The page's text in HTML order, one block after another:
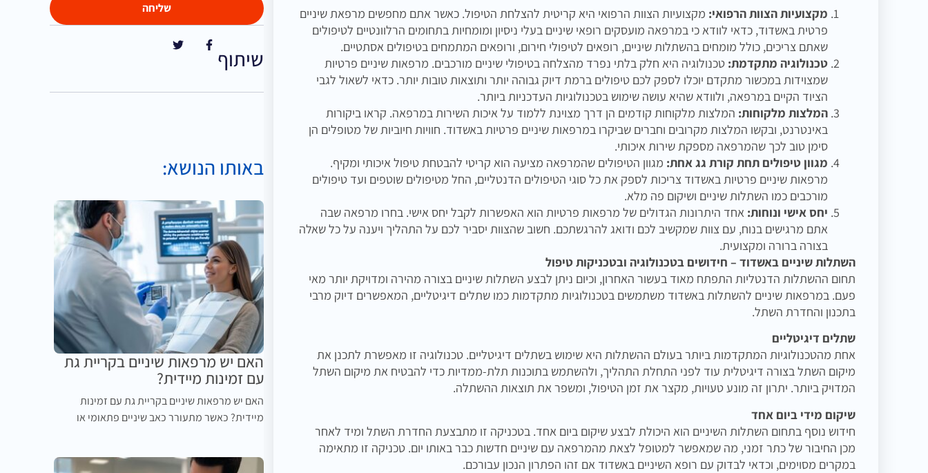
מקצועיות הצוות הרפואי: מקצועיות הצוות הרפואי היא קריטית להצלחת הטיפול. כאשר אתם מחפשים מרפאת שיניים
פרטית באשדוד, כדאי לוודא כי במרפאה מועסקים רופאי שיניים בעלי ניסיון ומומחיות בתחומים הרלוונטיים לטיפולים
שאתם צריכים, כולל מומחים בהשתלות שיניים, רופאים לטיפולי חירום, ורופאים המתמחים בטיפולים אסתטיים.
טכנולוגיה מתקדמת: טכנולוגיה היא חלק בלתי נפרד מהצלחה בטיפולי שיניים מורכבים. מרפאות שיניים פרטיות
שמצוידות במכשור מתקדם יוכלו לספק לכם טיפולים ברמת דיוק גבוהה יותר ותוצאות טובות יותר. כדאי לשאול לגבי
הציוד הקיים במרפאה, ולוודא שהיא עושה שימוש בטכנולוגיות העדכניות ביותר.
המלצות מלקוחות: המלצות מלקוחות קודמים הן דרך מצוינת ללמוד על איכות השירות במרפאה. קראו ביקורות
באינטרנט, ובקשו המלצות מקרובים וחברים שביקרו במרפאות שיניים פרטיות באשדוד. חוויות חיוביות של מטופלים הן
סימן טוב לכך שהמרפאה מספקת שירות איכותי.
מגוון טיפולים תחת קורת גג אחת: מגוון הטיפולים שהמרפאה מציעה הוא קריטי להבטחת טיפול איכותי ומקיף.
מרפאות שיניים פרטיות באשדוד צריכות לספק את כל סוגי הטיפולים הדנטליים, החל מטיפולים שוטפים ועד טיפולים
מורכבים כמו השתלות שיניים ושיקום פה מלא.
יחס אישי ונוחות: אחד היתרונות הגדולים של מרפאות פרטיות הוא האפשרות לקבל יחס אישי. בחרו מרפאה שבה
אתם מרגישים בנוח, עם צוות שמקשיב לכם ודואג להרגשתכם. חשוב שהצוות יסביר לכם על התהליך ויענה על כל שאלה
בצורה ברורה ומקצועית.
השתלות שיניים באשדוד – חידושים בטכנולוגיה ובטכניקות טיפול
תחום ההשתלות הדנטליות התפתח מאוד בעשור האחרון, וכיום ניתן לבצע השתלות שיניים בצורה מהירה ומדויקת יותר מאי
פעם. במרפאות שיניים להשתלות באשדוד משתמשים בטכנולוגיות מתקדמות כמו שתלים דיגיטליים, המאפשרים דיוק מרבי
בתכנון והחדרת השתל.
שתלים דיגיטליים
אחת מהטכנולוגיות המתקדמות ביותר בעולם ההשתלות היא שימוש בשתלים דיגיטליים. טכנולוגיה זו מאפשרת לתכנן את
מיקום השתל בצורה דיגיטלית עוד לפני התחלת התהליך, ולהשתמש בתוכנות תלת-ממדיות כדי להבטיח את מיקום השתל
המדויק ביותר. יתרון זה מונע טעויות, מקצר את זמן הטיפול, ומשפר את תוצאות ההשתלה.
שיקום מידי ביום אחד
חידוש נוסף בתחום השתלות השיניים הוא היכולת לבצע שיקום ביום אחד. בטכניקה זו מתבצעת החדרת השתל ומיד לאחר
מכן החיבור של כתר זמני, מה שמאפשר למטופל לצאת מהמרפאה עם שיניים חדשות כבר באותו יום. טכניקה זו מתאימה
במקרים מסוימים, וכדאי לבדוק עם רופא השיניים באשדוד אם זהו הפתרון הנכון עבורכם.
שליחה
שיתוף
באותו הנושא:
האם יש מרפאות שיניים בקריית גת
עם זמינות מיידית?
האם יש מרפאות שיניים בקריית גת עם זמינות
מיידית? כאשר מתעורר כאב שיניים פתאומי או